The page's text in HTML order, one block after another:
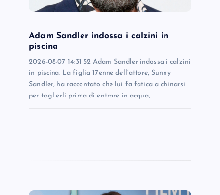
Adam Sandler indossa i calzini in
piscina
2026-08-07 14:31:52 Adam Sandler indossa i calzini
in piscina. La figlia 17enne dell’attore, Sunny
Sandler, ha raccontato che lui fa fatica a chinarsi
per toglierli prima di entrare in acqua,…